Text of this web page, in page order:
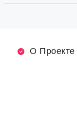
О Проекте